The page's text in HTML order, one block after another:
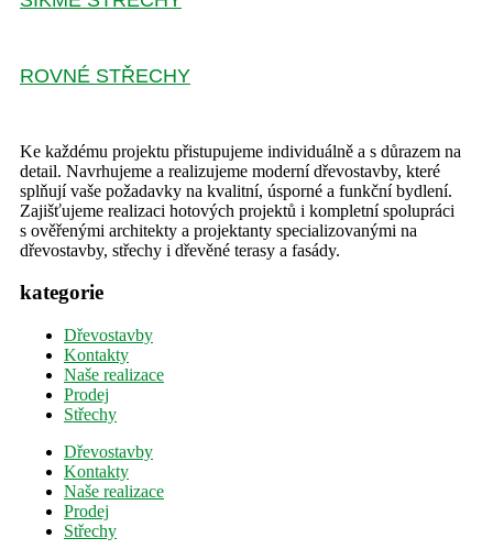
ROVNÉ STŘECHY
Ke každému projektu přistupujeme individuálně a s důrazem na
detail. Navrhujeme a realizujeme moderní dřevostavby, které
splňují vaše požadavky na kvalitní, úsporné a funkční bydlení.
Zajišťujeme realizaci hotových projektů i kompletní spolupráci
s ověřenými architekty a projektanty specializovanými na
dřevostavby, střechy i dřevěné terasy a fasády.
kategorie
Dřevostavby
Kontakty
Naše realizace
Prodej
Střechy
Dřevostavby
Kontakty
Naše realizace
Prodej
Střechy